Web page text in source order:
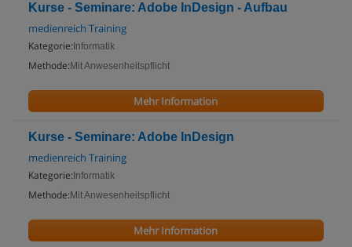
Kurse - Seminare: Adobe InDesign - Aufbau
medienreich Training
Kategorie: Informatik
Methode: Mit Anwesenheitspflicht
Mehr Information
Kurse - Seminare: Adobe InDesign
medienreich Training
Kategorie: Informatik
Methode: Mit Anwesenheitspflicht
Mehr Information